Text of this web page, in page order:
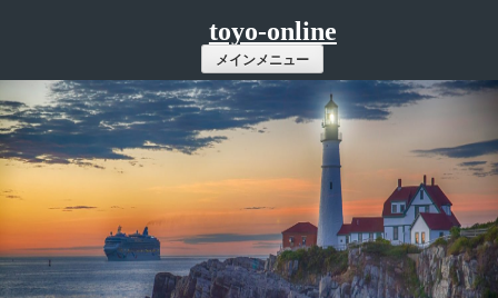
ツ
へ
ス
キ
ッ
プ
toyo-online
メインメニュー